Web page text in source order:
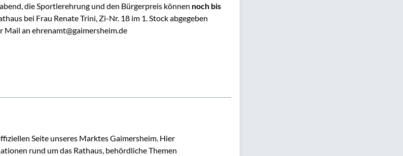
die Sportlerehrung und den Bürgerpreis können noch bis
bei Frau Renate Trini, Zi-Nr. 18 im 1. Stock abgegeben
Mail an ehrenamt@gaimersheim.de
Seite unseres Marktes Gaimersheim. Hier
rund um das Rathaus, behördliche Themen